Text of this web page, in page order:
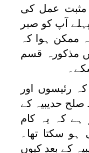
مثبت عمل کی
آپ کو صبر
ممکن ہوا کہ
مذکورہ قسم
رئیسوں اور
حدیبیہ کے
ہے کہ یہ کام
سکتا تھا۔
کے بعد کیوں